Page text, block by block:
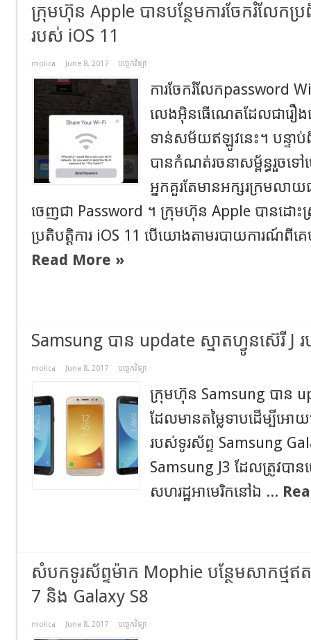
ក្រុមហ៊ុន Apple បានបន្ថែមការចែករំលែកប្
របស់ iOS 11
molica June 8, 2017 បច្ចេកវិទ្យា
ការចែករំលែកpassword
លេងអុិនធើណេតដែលជារឿង
ទាន់សម័យឥឡូវនេះ។ បន្ទា
បានកំណត់រចនាសម្ព័ន្ធរួចទ
អ្នកគួរតែមានអក្សរក្រមល
ចេញជា Password ។ ក្រុមហ៊ុន Apple បានដោះស្
ប្រតិបត្តិការ iOS 11 បើយោងតាមរបាយការណ៍ពី
Read More »
Samsung បាន update ស្មាតហ្វូនស៊េរី J រ
molica June 8, 2017 បច្ចេកវិទ្យា
ក្រុមហ៊ុន Samsung បាន
ដែលមានតម្លៃទាបដើម្បីអោ
របស់ទូរស័ព្ទ Samsung
Samsung J3 ដែលត្រូវបា
សហរដ្ឋអាមេរិកនៅឯ ...
សំបកទូរស័ព្ទម៉ាក Mophie បន្ថែមសាកថ្ម
7 និង Galaxy S8
molica June 8, 2017 បច្ចេកវិទ្យា